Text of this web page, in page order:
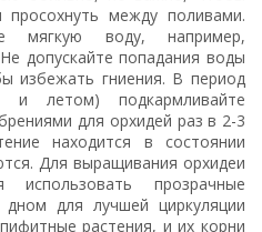
просохнуть между поливами.
мягкую воду, например,
допускайте попадания воды
избежать гниения. В период
и летом) подкармливайте
для орхидей раз в 2-3
находится в состоянии
Для выращивания орхидеи
прозрачные
для лучшей циркуляции
растения, и их корни